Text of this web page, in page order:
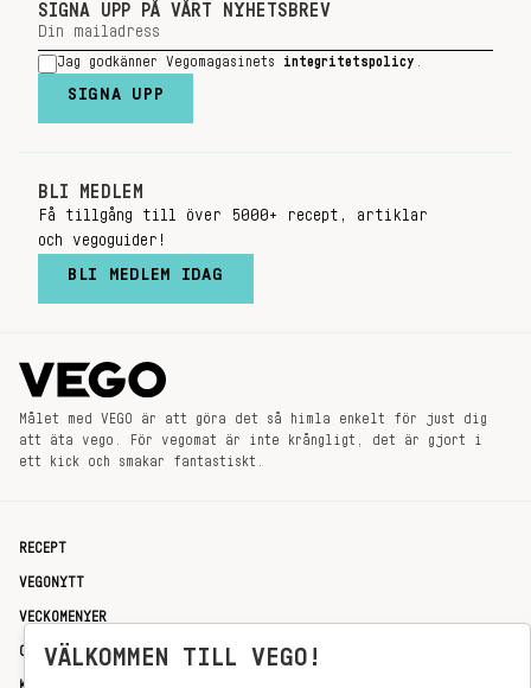
SIGNA UPP PÅ VÅRT NYHETSBREV
Jag godkänner Vegomagasinets integritetspolicy
SIGNA UPP
BLI MEDLEM
Få tillgång till över 5000+ recept, artiklar
och vegoguider!
BLI MEDLEM IDAG
Målet med VEGO är att göra det så himla enkelt för just dig
att äta vego. För vegomat är inte krångligt, det är gjort i
ett kick och smakar fantastiskt.
RECEPT
VEGONYTT
VECKOMENYER
OM OSSVÄLKOMMEN TILL VEGO!